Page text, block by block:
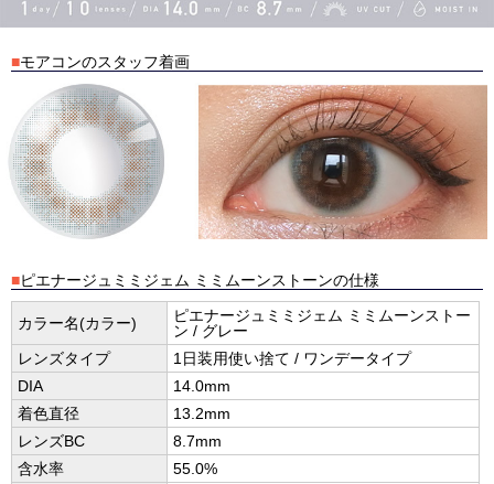
■モアコンのスタッフ着画
■ピエナージュミミジェム ミミムーンストーンの仕様
カラー名(カラー)
ピエナージュミミジェム ミミムーンストー
ン / グレー
レンズタイプ
1日装用使い捨て / ワンデータイプ
DIA
14.0mm
着色直径
13.2mm
レンズBC
8.7mm
含水率
55.0%